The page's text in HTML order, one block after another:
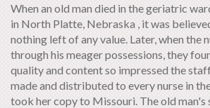
When an old man died in the geriatric
in North Platte, Nebraska , it was
nothing left of any value. Later, when the
through his meager possessions, they
quality and content so impressed the
made and distributed to every nurse in
took her copy to Missouri. The old man's